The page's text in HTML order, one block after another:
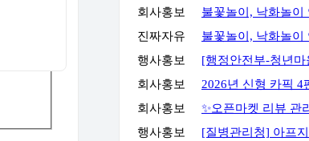
회사홍보
진짜자유
행사홍보
회사홍보
회사홍보
행사홍보